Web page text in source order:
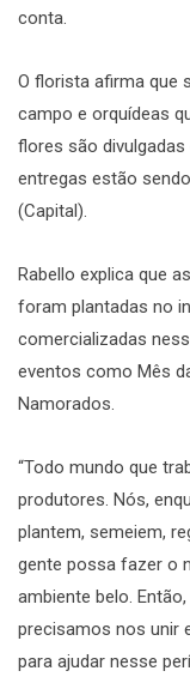
conta.
O florista afirma que
campo e orquídeas
flores são divulgadas
entregas estão
(Capital).
Rabello explica que
foram plantadas no
comercializadas
eventos como Mês
Namorados.
“Todo mundo que
produtores. Nós,
plantem, semeiem,
gente possa fazer o
ambiente belo.
precisamos nos unir
para ajudar nesse